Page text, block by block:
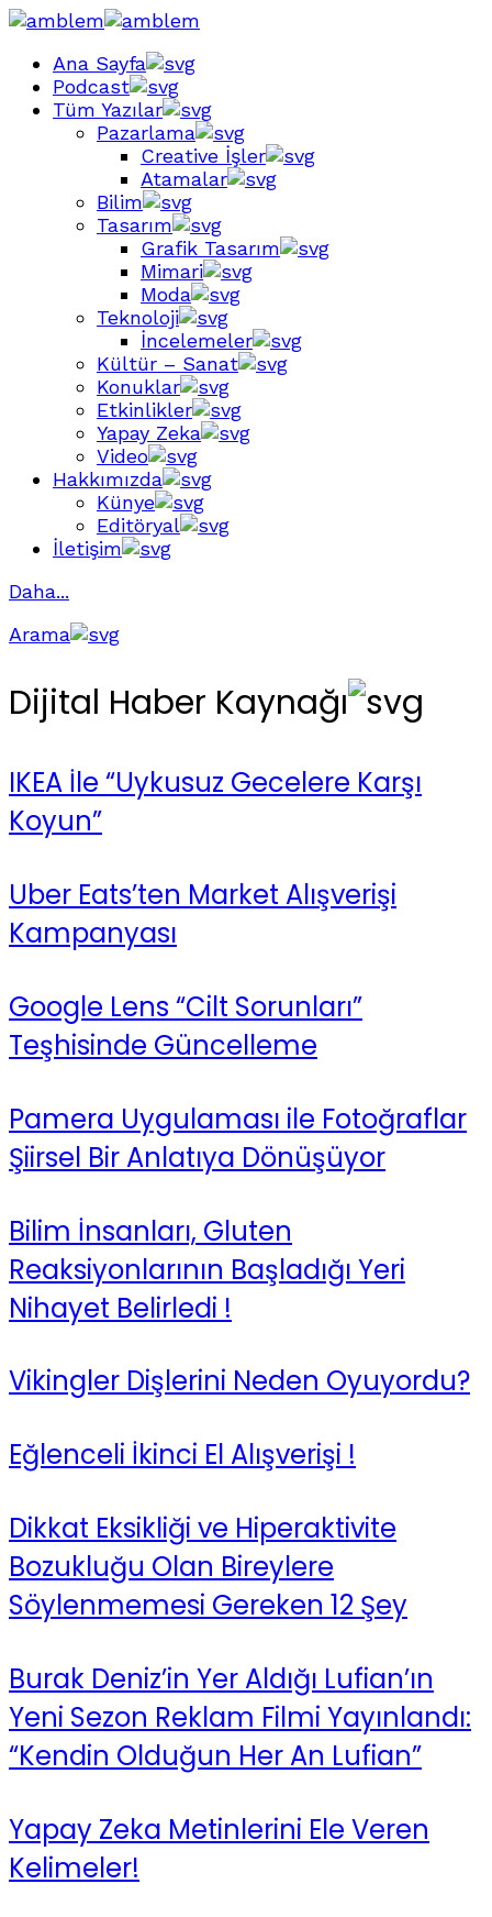
Ana Sayfa
Podcast
Tüm Yazılar
Pazarlama
Creative İşler
Atamalar
Bilim
Tasarım
Grafik Tasarım
Mimari
Moda
Teknoloji
İncelemeler
Kültür – Sanat
Konuklar
Etkinlikler
Yapay Zeka
Video
Hakkımızda
Künye
Editöryal
İletişim
Daha...
Arama
Dijital Haber Kaynağı
IKEA İle “Uykusuz Gecelere Karşı
Koyun”
Uber Eats’ten Market Alışverişi
Kampanyası
Google Lens “Cilt Sorunları”
Teşhisinde Güncelleme
Pamera Uygulaması ile Fotoğraflar
Şiirsel Bir Anlatıya Dönüşüyor
Bilim İnsanları, Gluten
Reaksiyonlarının Başladığı Yeri
Nihayet Belirledi !
Vikingler Dişlerini Neden Oyuyordu?
Eğlenceli İkinci El Alışverişi !
Dikkat Eksikliği ve Hiperaktivite
Bozukluğu Olan Bireylere
Söylenmemesi Gereken 12 Şey
Burak Deniz’in Yer Aldığı Lufian’ın
Yeni Sezon Reklam Filmi Yayınlandı:
“Kendin Olduğun Her An Lufian”
Yapay Zeka Metinlerini Ele Veren
Kelimeler!